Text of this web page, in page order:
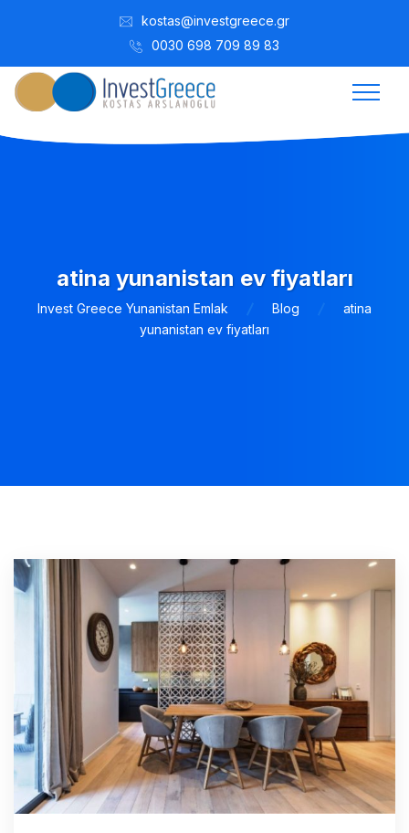
kostas@investgreece.gr
0030 698 709 89 83
atina yunanistan ev fiyatları
Invest Greece Yunanistan Emlak Blog
atina
yunanistan ev fiyatları